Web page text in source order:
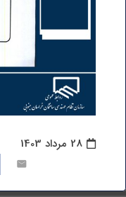
28 مرداد 1403